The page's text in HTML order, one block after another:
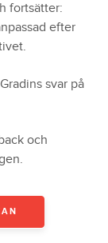
fortsätter:
efter
svar på
och